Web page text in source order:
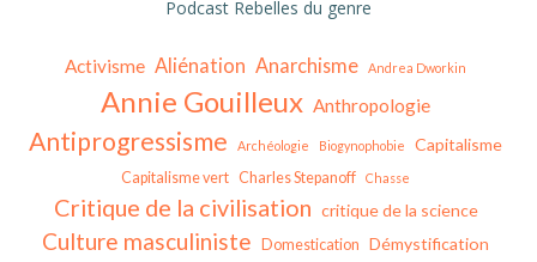
Podcast Rebelles du genre
Activisme Aliénation Anarchisme Andrea Dworkin
Annie Gouilleux Anthropologie
Antiprogressisme Archéologie Biogynophobie Capitalisme
Capitalisme vert Charles Stepanoff Chasse
Critique de la civilisation critique de la science
Culture masculiniste Domestication Démystification